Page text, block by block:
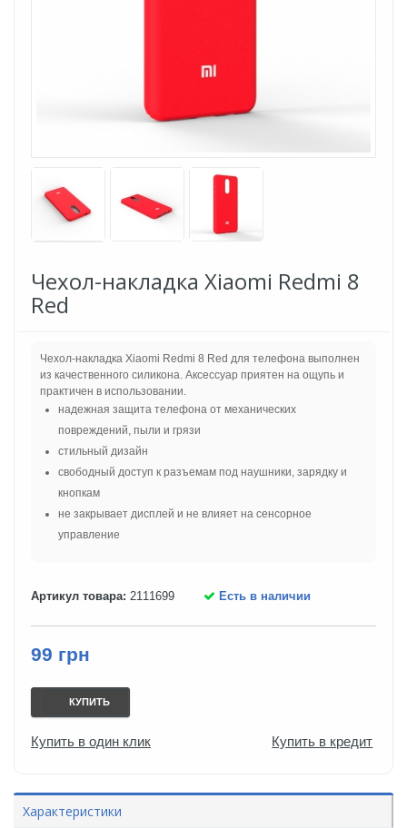
Чехол-накладка Xiaomi Redmi 8
Red
Чехол-накладка Xiaomi Redmi 8 Red для телефона выполнен
из качественного силикона. Аксессуар приятен на ощупь и
практичен в использовании.
надежная защита телефона от механических
повреждений, пыли и грязи
стильный дизайн
свободный доступ к разъемам под наушники, зарядку и
кнопкам
не закрывает дисплей и не влияет на сенсорное
управление
Артикул товара: 2111699 Есть в наличии
99 грн
КУПИТЬ
Купить в один клик Купить в кредит
Характеристики